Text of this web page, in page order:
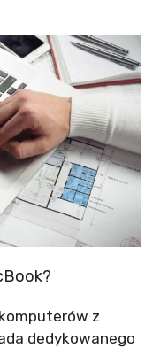
z
dedykowanego